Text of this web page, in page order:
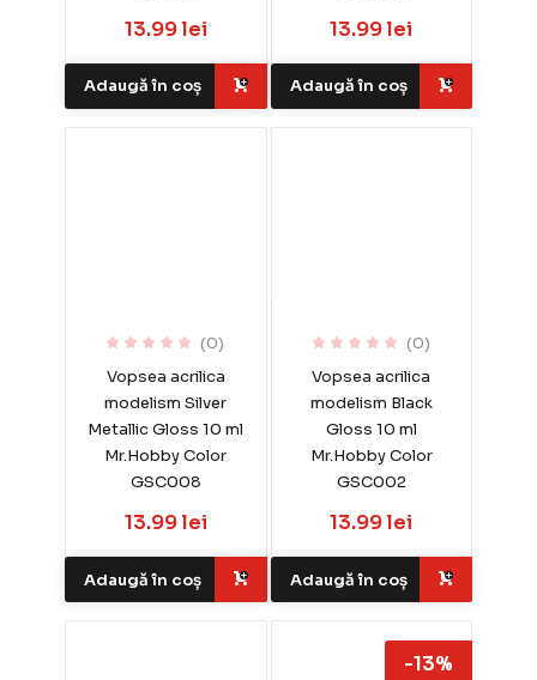
13.99 lei
Adaugă în coș
13.99 lei
Adaugă în coș
(0)
Vopsea acrilica
modelism Silver
Metallic Gloss 10 ml
Mr.Hobby Color
GSC008
13.99 lei
Adaugă în coș
(0)
Vopsea acrilica
modelism Black
Gloss 10 ml
Mr.Hobby Color
GSC002
13.99 lei
Adaugă în coș
-13%